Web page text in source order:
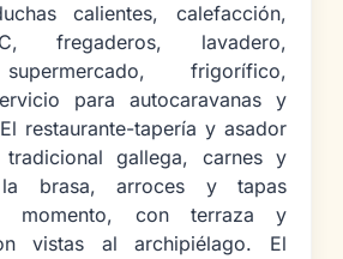
calientes, calefacción,
fregaderos, lavadero,
frigorífico,
para autocaravanas y
restaurante-tapería y asador
gallega, carnes y
brasa, arroces y tapas
momento, con terraza y
vistas al archipiélago. El